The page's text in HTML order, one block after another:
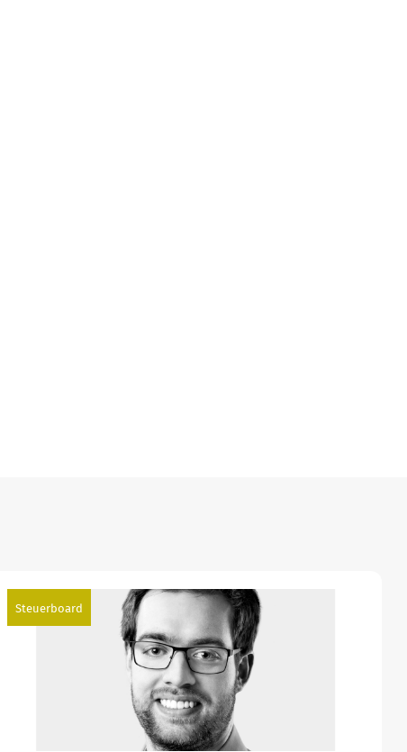
Steuerboard